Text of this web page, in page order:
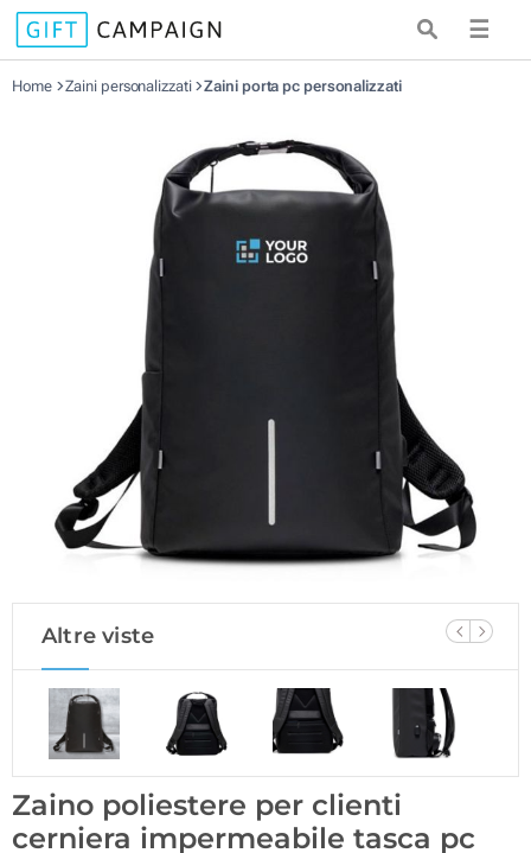
☰
Home Zaini personalizzati Zaini porta pc personalizzati
Altre viste
Zaino poliestere per clienti
cerniera impermeabile tasca pc